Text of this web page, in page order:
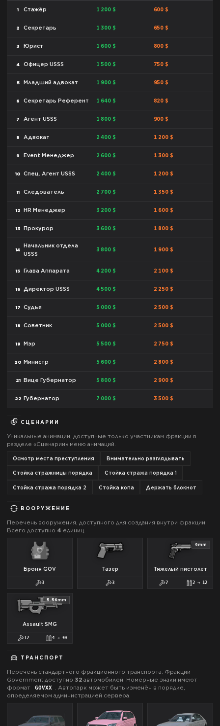
1 Стажёр 1 200 $ 600 $
2 Секретарь 1 300 $ 650 $
3 Юрист 1 600 $ 800 $
4 Офицер USSS 1 500 $ 750 $
5 Младший адвокат 1 900 $ 950 $
6 Секретарь Референт 1 640 $ 820 $
7 Агент USSS 1 800 $ 900 $
8 Адвокат 2 400 $ 1 200 $
9 Event Менеджер 2 600 $ 1 300 $
10 Спец. Агент USSS 2 400 $ 1 200 $
11 Следователь 2 700 $ 1 350 $
12 HR Менеджер 3 200 $ 1 600 $
13 Прокурор 3 600 $ 1 800 $
14
Начальник отдела
USSS
3 800 $ 1 900 $
15 Глава Аппарата 4 200 $ 2 100 $
16 Директор USSS 4 500 $ 2 250 $
17 Судья 5 000 $ 2 500 $
18 Советник 5 000 $ 2 500 $
19 Мэр 5 500 $ 2 750 $
20 Министр 5 600 $ 2 800 $
21 Вице Губернатор 5 800 $ 2 900 $
22 Губернатор 7 000 $ 3 500 $
СЦЕНАРИИ
Уникальные анимации, доступные только участникам фракции в
разделе «Сценарии» меню анимаций.
Осмотр места преступления Внимательно разглядывать
Стойка стражницы порядка Стойка стража порядка 1
Стойка стража порядка 2 Стойка копа Держать блокнот
ВООРУЖЕНИЕ
Перечень вооружения, доступного для создания внутри фракции.
Всего доступно 4 единиц.
Броня GOV
3
Тазер
3
9mm
Тяжелый пистолет
7 2→ 12
5.56mm
Assault SMG
12 4 →30
ТРАНСПОРТ
Перечень стандартного фракционного транспорта. Фракции
Government доступно 32 автомобилей. Номерные знаки имеют
формат
GOVXX . Автопарк может быть изменён в порядке,
определяемом администрацией сервера.